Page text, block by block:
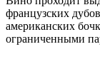
французских
американских
ограниченными